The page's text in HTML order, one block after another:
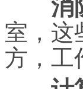
消防
室，这
方，工